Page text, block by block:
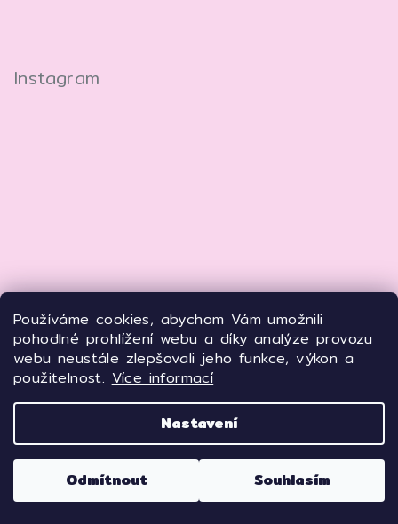
Používáme cookies, abychom Vám umožnili
pohodlné prohlížení webu a díky analýze provozu
webu neustále zlepšovali jeho funkce, výkon a
použitelnost.Více informací
Nastavení
Odmítnout Souhlasím
Instagram
Sledovat na Instagramu
Top 10 produktů